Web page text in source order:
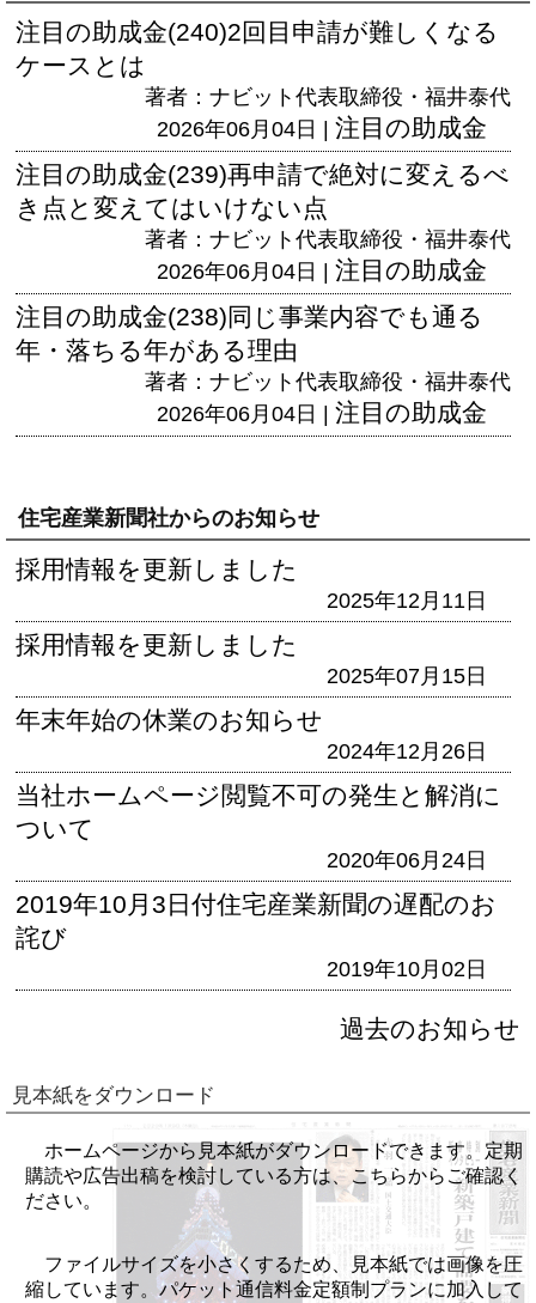
注目の助成金(240)2回目申請が難しくなる
ケースとは
著者：ナビット代表取締役・福井泰代
2026年06月04日 | 注目の助成金
注目の助成金(239)再申請で絶対に変えるべ
き点と変えてはいけない点
著者：ナビット代表取締役・福井泰代
2026年06月04日 | 注目の助成金
注目の助成金(238)同じ事業内容でも通る
年・落ちる年がある理由
著者：ナビット代表取締役・福井泰代
2026年06月04日 | 注目の助成金
住宅産業新聞社からのお知らせ
採用情報を更新しました
2025年12月11日
採用情報を更新しました
2025年07月15日
年末年始の休業のお知らせ
2024年12月26日
当社ホームページ閲覧不可の発生と解消に
ついて
2020年06月24日
2019年10月3日付住宅産業新聞の遅配のお
詫び
2019年10月02日
過去のお知らせ
見本紙をダウンロード
ホームページから見本紙がダウンロードできます。定期
購読や広告出稿を検討している方は、こちらからご確認く
ださい。
ファイルサイズを小さくするため、見本紙では画像を圧
縮しています。パケット通信料金定額制プランに加入して